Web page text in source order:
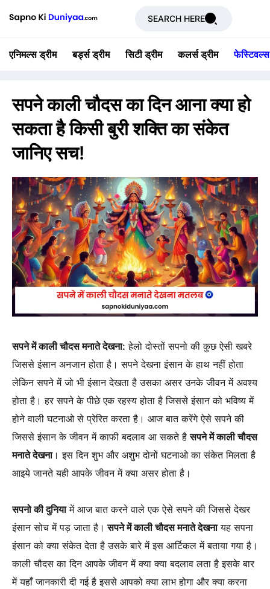
SEARCH HERE
एनिमल्स ड्रीम बर्ड्स ड्रीम सिटी ड्रीम कलर्स ड्रीम फेस्टिवल्स
सपने काली चौदस का दिन आना क्या हो
सकता है किसी बुरी शक्ति का संकेत
जानिए सच!
सपने में काली चौदस मनाते देखना: हेलो दोस्तों सपनो की कुछ ऐसी खबरे
जिससे इंसान अनजान होता है। सपने देखना इंसान के हाथ नहीं होता
लेकिन सपने में जो भी इंसान देखता है उसका असर उनके जीवन में अवश्य
होता है। हर सपने के पीछे एक रहस्य होता है जिससे इंसान को भविष्य में
होने वाली घटनाओ से प्रेरित करता है। आज बात करेंगे ऐसे सपने की
जिससे इंसान के जीवन में काफी बदलाव आ सकते हैसपने में काली चौदस
मनाते देखना। इस दिन शुभ और अशुभ दोनों घटनाओ का संकेत मिलता है
आइये जानते यही आपके जीवन में क्या असर होता है।
सपनो की दुनियामें आज बात करने वाले एक ऐसे सपने की जिससे देखर
इंसान सोच में पड़ जाता है। सपने में काली चौदस मनाते देखनायह सपना
इंसान को क्या संकेत देता है उसके बारे में इस आर्टिकल में बताया गया है।
काली चौदस का दिन आपके जीवन में क्या क्या बदलाव लता है इसके बार
में यहाँ जानकारी दी गई है इससे आपको क्या लाभ होगा और क्या करना